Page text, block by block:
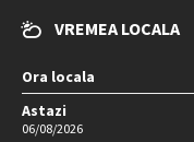
VREMEA LOCALA
Ora locala
Astazi
06/08/2026